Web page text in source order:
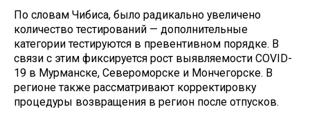
По словам Чибиса, было радикально увеличено
количество тестирований — дополнительные
категории тестируются в превентивном порядке. В
связи с этим фиксируется рост выявляемости COVID-
19 в Мурманске, Североморске и Мончегорске. В
регионе также рассматривают корректировку
процедуры возвращения в регион после отпусков.